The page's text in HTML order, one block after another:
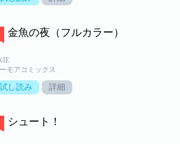
金魚の夜（フルカラー）
モアコミックス
試し読み 詳細
シュート！